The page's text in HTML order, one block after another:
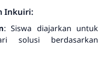
Inkuiri:
: Siswa diajarkan untuk
solusi berdasarkan